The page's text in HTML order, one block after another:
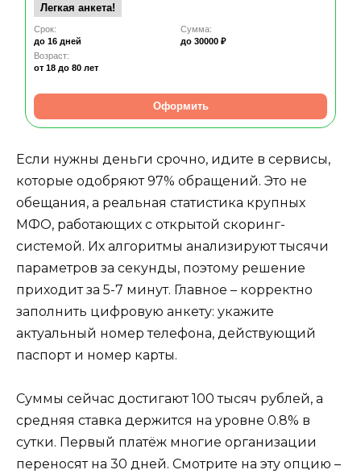
Легкая анкета!
Срок:
до 16 дней
Сумма:
до 30000 ₽
Возраст:
от 18 до 80 лет
Оформить
Если нужны деньги срочно, идите в сервисы,
которые одобряют 97% обращений. Это не
обещания, а реальная статистика крупных
МФО, работающих с открытой скоринг-
системой. Их алгоритмы анализируют тысячи
параметров за секунды, поэтому решение
приходит за 5-7 минут. Главное – корректно
заполнить цифровую анкету: укажите
актуальный номер телефона, действующий
паспорт и номер карты.
Суммы сейчас достигают 100 тысяч рублей, а
средняя ставка держится на уровне 0.8% в
сутки. Первый платёж многие организации
переносят на 30 дней. Смотрите на эту опцию –